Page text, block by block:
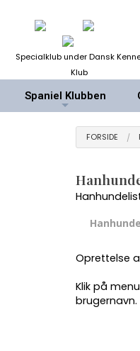
Specialklub under Dansk
Klub
Spaniel Klubben
FORSIDE
Oprettelse
Klik på
brugernavn.